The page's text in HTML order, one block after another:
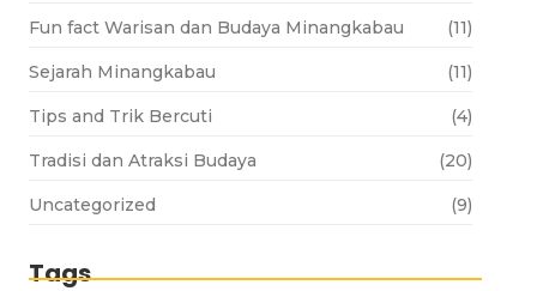
Fun fact Warisan dan Budaya Minangkabau (11)
Sejarah Minangkabau (11)
Tips and Trik Bercuti (4)
Tradisi dan Atraksi Budaya (20)
Uncategorized (9)
Tags